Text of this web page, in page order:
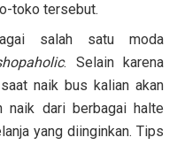
toko tersebut.
salah satu moda
. Selain karena
naik bus kalian akan
naik dari berbagai halte
yang diinginkan. Tips